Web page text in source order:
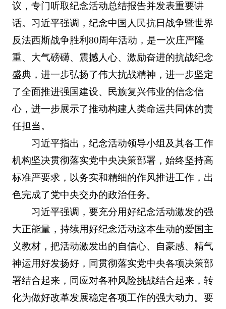
议，专门听取纪念活动总结报告并发表重要讲
话。习近平强调，纪念中国人民抗日战争暨世界
反法西斯战争胜利80周年活动，是一次庄严隆
重、大气磅礴、震撼人心、激励奋进的抗战纪念
盛典，进一步弘扬了伟大抗战精神，进一步坚定
了全面推进强国建设、民族复兴伟业的信念信
心，进一步展示了推动构建人类命运共同体的责
任担当。
习近平指出，纪念活动领导小组及其各工作
机构坚决贯彻落实党中央决策部署，始终坚持高
标准严要求，以务实和精细的作风推进工作，出
色完成了党中央交办的政治任务。
习近平强调，要充分用好纪念活动激发的强
大正能量，持续用好纪念活动这本生动的爱国主
义教材，把活动激发出的自信心、自豪感、精气
神运用好发扬好，同贯彻落实党中央各项决策部
署结合起来，同应对各种风险挑战结合起来，转
化为做好改革发展稳定各项工作的强大动力。要